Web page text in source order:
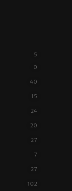
5
0
40
15
24
20
27
7
27
102